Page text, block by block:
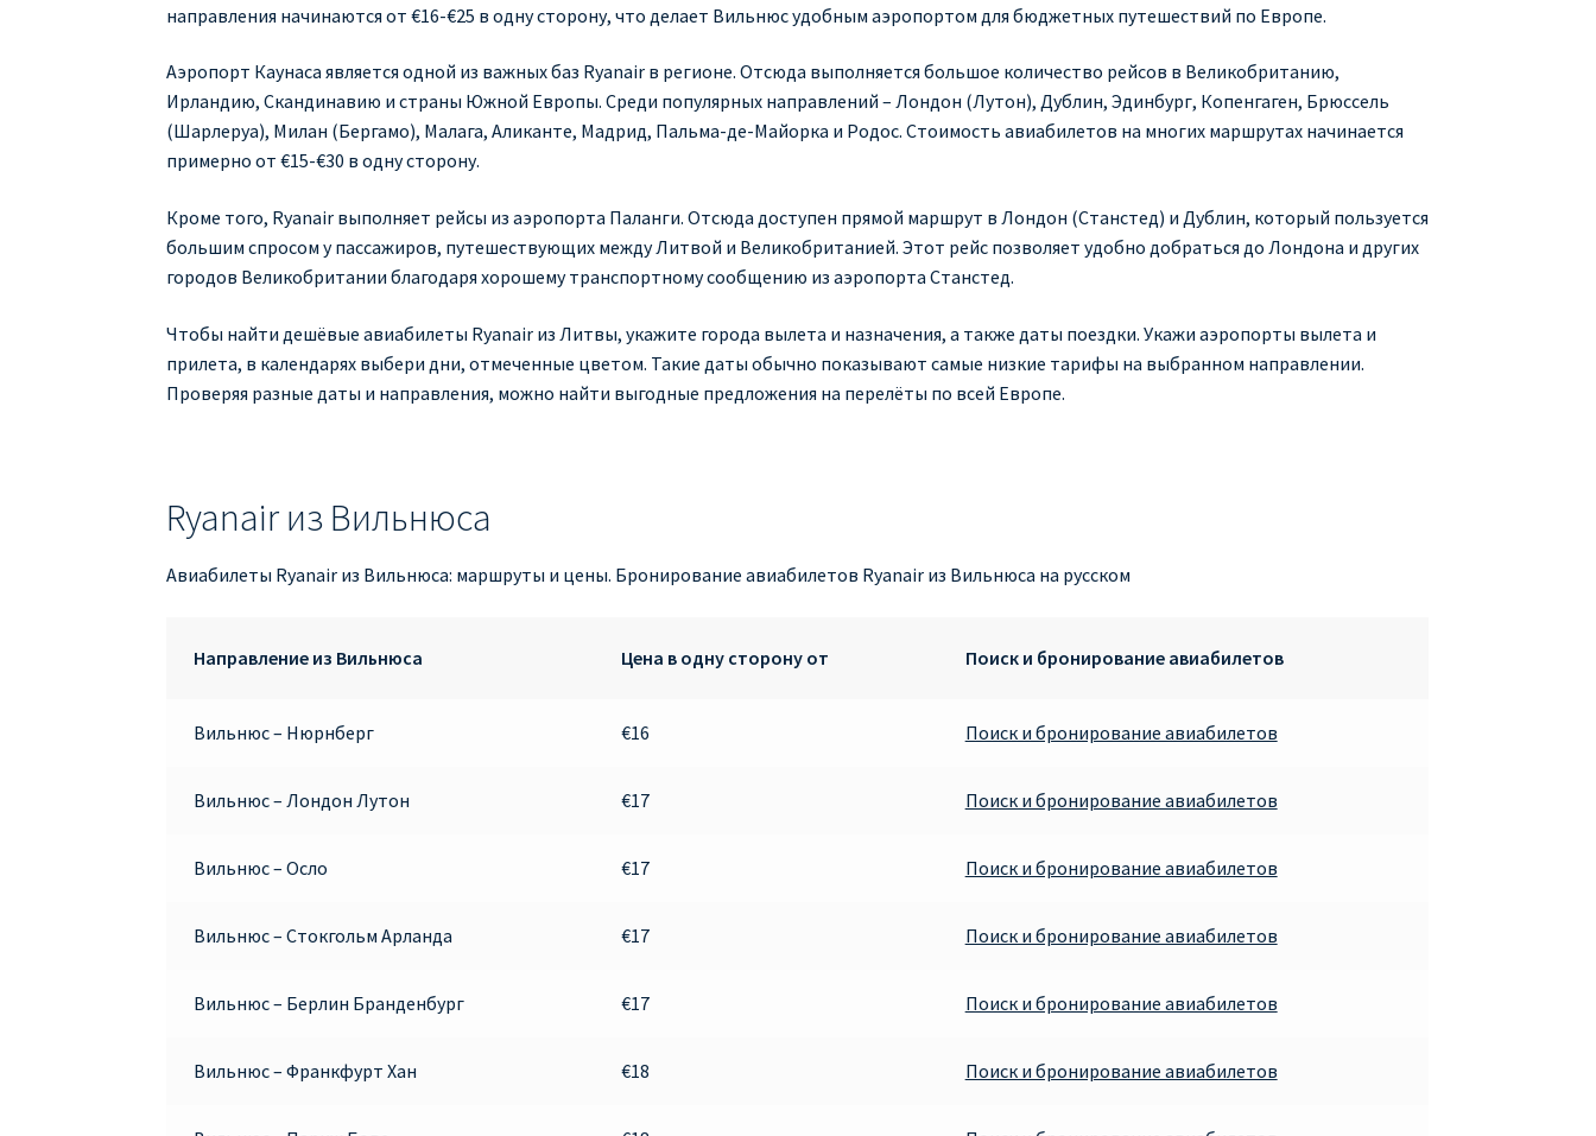
направления начинаются от €16-€25 в одну сторону, что делает Вильнюс удобным аэропортом для бюджетных путешествий по Европе.
Аэропорт Каунаса является одной из важных баз Ryanair в регионе. Отсюда выполняется большое количество рейсов в Великобританию,
Ирландию, Скандинавию и страны Южной Европы. Среди популярных направлений – Лондон (Лутон), Дублин, Эдинбург, Копенгаген, Брюссель
(Шарлеруа), Милан (Бергамо), Малага, Аликанте, Мадрид, Пальма-де-Майорка и Родос. Стоимость авиабилетов на многих маршрутах начинается
примерно от €15-€30 в одну сторону.
Кроме того, Ryanair выполняет рейсы из аэропорта Паланги. Отсюда доступен прямой маршрут в Лондон (Станстед) и Дублин, который пользуется
большим спросом у пассажиров, путешествующих между Литвой и Великобританией. Этот рейс позволяет удобно добраться до Лондона и других
городов Великобритании благодаря хорошему транспортному сообщению из аэропорта Станстед.
Чтобы найти дешёвые авиабилеты Ryanair из Литвы, укажите города вылета и назначения, а также даты поездки. Укажи аэропорты вылета и
прилета, в календарях выбери дни, отмеченные цветом. Такие даты обычно показывают самые низкие тарифы на выбранном направлении.
Проверяя разные даты и направления, можно найти выгодные предложения на перелёты по всей Европе.
Ryanair из Вильнюса
Авиабилеты Ryanair из Вильнюса: маршруты и цены. Бронирование авиабилетов Ryanair из Вильнюса на русском
Направление из Вильнюса Цена в одну сторону от Поиск и бронирование авиабилетов
Вильнюс – Нюрнберг €16 Поиск и бронирование авиабилетов
Вильнюс – Лондон Лутон €17 Поиск и бронирование авиабилетов
Вильнюс – Осло €17 Поиск и бронирование авиабилетов
Вильнюс – Стокгольм Арланда €17 Поиск и бронирование авиабилетов
Вильнюс – Берлин Бранденбург €17 Поиск и бронирование авиабилетов
Вильнюс – Франкфурт Хан €18 Поиск и бронирование авиабилетов